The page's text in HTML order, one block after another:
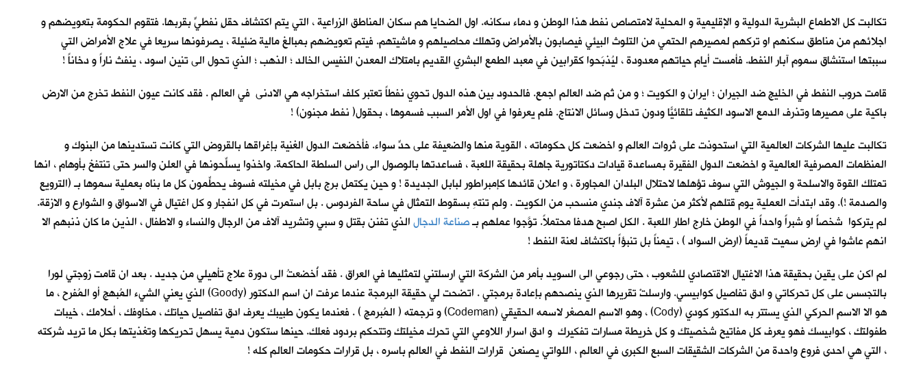
تكالبت كل الاطماع البشرية الدولية و الإقليمية و المحلية لامتصاص نفط هذا الوطن و دماء سكانه. اول الضحايا هم سكان المناطق الزراعية ، التي يتم اكتشاف حقلٍ نفطيٍّ بقربها. فتقوم الحكومة بتعويضهم و
اجلائهم من مناطق سكنهم او تركهم لمصيرهم الحتمي من التلوث البيئي فيصابون بالأمراض وتهلك محاصيلهم و ماشيتهم. فيتم تعويضهم بمبالغ مالية ضئيلة ، يصرفونها سريعا في علاج الأمراض التي
سببتها استنشاق سموم آبار النفط. فأمست أيام حياتهم معدودة ، ليُذبَحوا كقرابين في معبد الطمع البشري القديم بامتلاك المعدن النفيس الخالد ؛ الذهب ؛ الذي تحول الى تنين اسود ، ينفث ناراً و دخاناً !
قامت حروب النفط في الخليج ضد الجيران ؛ ايران و الكويت ؛ و من ثم ضد العالم اجمع. فالحدود بين هذه الدول تحوي نفطاً تعتبر كلف استخراجه هي الادنى في العالم . فقد كانت عيون النفط تخرج من الارض
باكية على مصيرها وتذرف الدمع الاسود الكثيف تلقائيّاً ودون تدخل وسائل الانتاج. فلم يعرفوا في اول الأمر السبب فسموها ، بحقول( نفط مجنون) !
تكالبت عليها الشركات العالمية التي استحوذت على ثروات العالم و اخضعت كل حكوماته ، القوية منها والضعيفة على حدٍّ سواء. فأخضعت الدول الغنية بإغراقها بالقروض التي كانت تستدينها من البنوك و
المنظمات المصرفية العالمية و اخضعت الدول الفقيرة بمساعدة قيادات دكتاتورية جاهلة بحقيقة اللعبة ، فساعدتها بالوصول الى راس السلطة الحاكمة. واخذوا يسلِّحونها في العلن والسر حتى تنتفخ بأوهام ، انها
تمتلك القوة والاسلحة و الجيوش التي سوف تؤهلها لاحتلال البلدان المجاورة ، و اعلان قائدها كإمبراطور لبابل الجديدة ! و حين يكتمل برج بابل في مخيلته فسوف يحطِّمون كل ما بناه بعملية سموها بـ (الترويع
والصدمة !). وقد ابتدأت العملية يوم قتلهم لأكثر من عشرة آلاف جندي منسحب من الكويت . ولم تنتهِ بسقوط التمثال في ساحة الفردوس . بل استمرت في كل انفجار و كل اغتيال في الاسواق و الشوارع و الازقة.
لم يتركوا شخصاً او شبراً واحداً في الوطن خارج اطار اللعبة . الكل اصبح هدفا محتملاً. توَّجوا عملهم بـصناعة الدجالالذي تفنن بقتل و سبي وتشريد آلاف من الرجال والنساء و الاطفال ، الذين ما كان ذنبهم الا
انهم عاشوا في ارضٍ سميت قديماً (ارض السواد ) ، تيمناً بل تنبؤاً باكتشاف لعنة النفط !
لم اكن على يقين بحقيقة هذا الاغتيال الاقتصادي للشعوب ، حتى رجوعي الى السويد بأمر من الشركة التي ارسلتني لتمثليها في العراق . فقد أُخضعتُ الى دورة علاج تأهيلي من جديد . بعد ان قامت زوجتي لورا
بالتجسس على كل تحركاتي و ادق تفاصيل كوابيسي. وارسلتْ تقريرها الذي ينصحهم بإعادة برمجتي . اتضحت لي حقيقة البرمجة عندما عرفت ان اسم الدكتور (Goody) الذي يعني الشيء المُبهج أو المُفرح ، ما
هو الا الاسم الحركي الذي يستتر به الدكتور كودي (Cody) ، وهو الاسم المصغر لاسمه الحقيقي (Codeman) و ترجمته ( المُبرمج ) . فعندما يكون طبيبك يعرف ادق تفاصيل حياتك ، مخاوفك ، أحلامك ، خيبات
طفولتك ، كوابيسك فهو يعرف كل مفاتيح شخصيتك و كل خريطة مسارات تفكيرك و ادق اسرار اللاوعي التي تحرك مخيلتك وتتحكم بردود فعلك. حينها ستكون دمية يسهل تحريكها وتغذيتها بكل ما تريد شركته
، التي هي احدى فروع واحدة من الشركات الشقيقات السبع الكبرى في العالم ، اللواتي يصنعن قرارات النفط في العالم باسره ، بل قرارات حكومات العالم كله !